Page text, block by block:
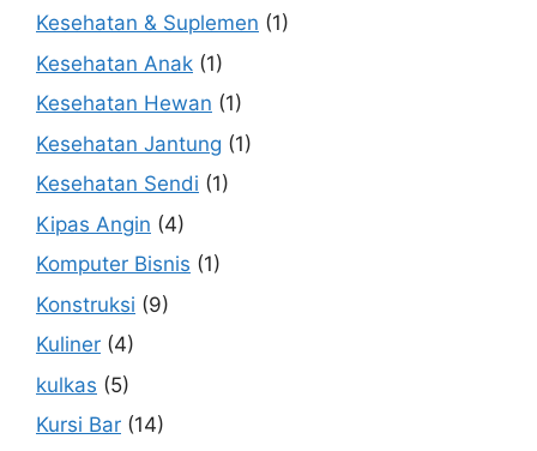
Kesehatan & Suplemen (1)
Kesehatan Anak (1)
Kesehatan Hewan (1)
Kesehatan Jantung (1)
Kesehatan Sendi (1)
Kipas Angin (4)
Komputer Bisnis (1)
Konstruksi (9)
Kuliner (4)
kulkas (5)
Kursi Bar (14)